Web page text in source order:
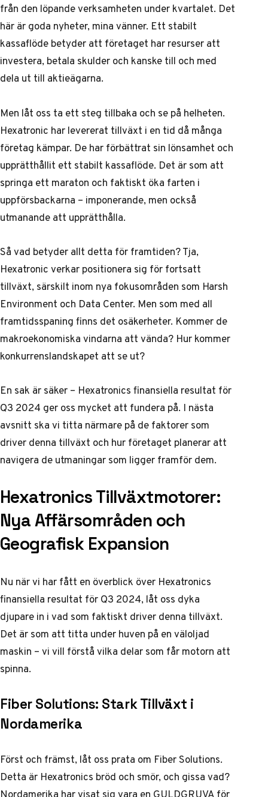
från den löpande verksamheten under kvartalet. Det
här är goda nyheter, mina vänner. Ett stabilt
kassaflöde betyder att företaget har resurser att
investera, betala skulder och kanske till och med
dela ut till aktieägarna.
Men låt oss ta ett steg tillbaka och se på helheten.
Hexatronic har levererat tillväxt i en tid då många
företag kämpar. De har förbättrat sin lönsamhet och
upprätthållit ett stabilt kassaflöde. Det är som att
springa ett maraton och faktiskt öka farten i
uppförsbackarna – imponerande, men också
utmanande att upprätthålla.
Så vad betyder allt detta för framtiden? Tja,
Hexatronic verkar positionera sig för fortsatt
tillväxt, särskilt inom nya fokusområden som Harsh
Environment och Data Center. Men som med all
framtidsspaning finns det osäkerheter. Kommer de
makroekonomiska vindarna att vända? Hur kommer
konkurrenslandskapet att se ut?
En sak är säker – Hexatronics finansiella resultat för
Q3 2024 ger oss mycket att fundera på. I nästa
avsnitt ska vi titta närmare på de faktorer som
driver denna tillväxt och hur företaget planerar att
navigera de utmaningar som ligger framför dem.
Hexatronics Tillväxtmotorer:
Nya Affärsområden och
Geografisk Expansion
Nu när vi har fått en överblick över Hexatronics
finansiella resultat för Q3 2024, låt oss dyka
djupare in i vad som faktiskt driver denna tillväxt.
Det är som att titta under huven på en väloljad
maskin – vi vill förstå vilka delar som får motorn att
spinna.
Fiber Solutions: Stark Tillväxt i
Nordamerika
Först och främst, låt oss prata om Fiber Solutions.
Detta är Hexatronics bröd och smör, och gissa vad?